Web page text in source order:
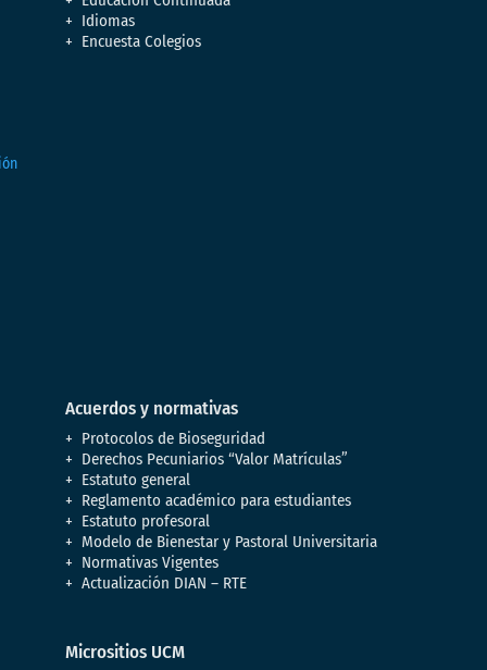
Idiomas
Encuesta Colegios
Acuerdos y normativas
Protocolos de Bioseguridad
Derechos Pecuniarios “Valor Matrículas”
Estatuto general
Reglamento académico para estudiantes
Estatuto profesoral
Modelo de Bienestar y Pastoral Universitaria
Normativas Vigentes
Actualización DIAN – RTE
Micrositios UCM